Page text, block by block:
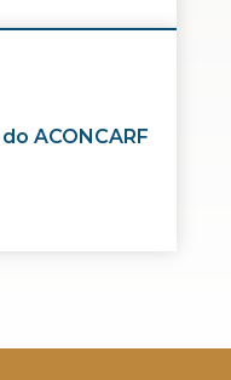
ACONCARF